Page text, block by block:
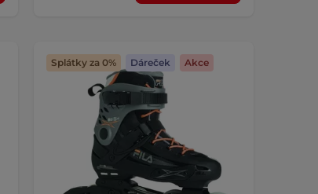
Splátky za 0% Dáreček Akce